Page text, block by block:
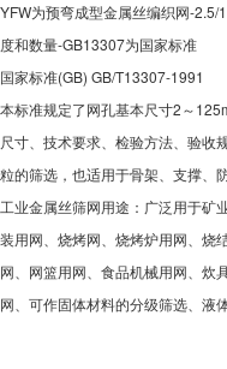
YFW为预弯成型金属丝编织网-
度和数量-GB13307为国家标准
国家标准(GB) GB/T13307-1991
本标准规定了网孔基本尺寸2～
尺寸、技术要求、检验方法、验收
粒的筛选，也适用于骨架、支撑、
工业金属丝筛网用途：广泛用于矿
装用网、烧烤网、烧烤炉用网、烧
网、网篮用网、食品机械用网、炊
网、可作固体材料的分级筛选、液